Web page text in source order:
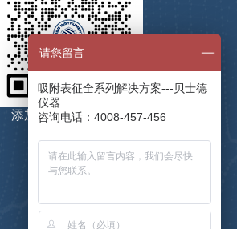
添加微信，码上咨询
请您留言
吸附表征全系列解决方案---贝士德
仪器
咨询电话：4008-457-456